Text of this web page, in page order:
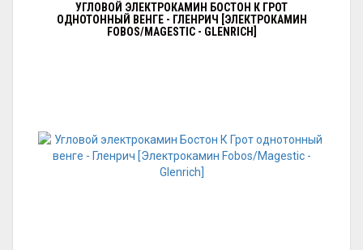
УГЛОВОЙ ЭЛЕКТРОКАМИН БОСТОН К ГРОТ
ОДНОТОННЫЙ ВЕНГЕ - ГЛЕНРИЧ [ЭЛЕКТРОКАМИН
FOBOS/MAGESTIC - GLENRICH]